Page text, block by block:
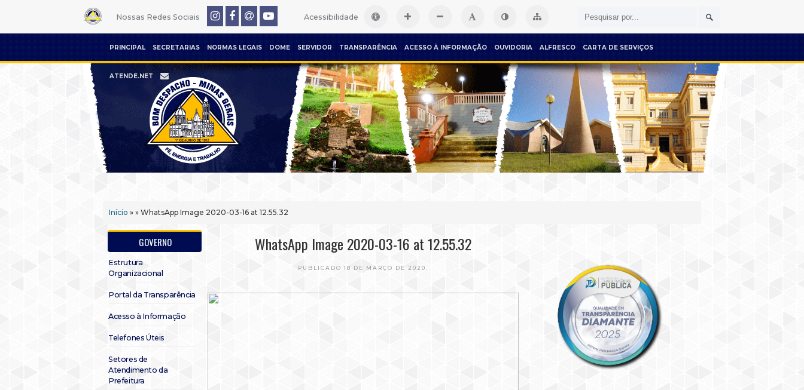
Nossas Redes Sociais Acessibilidade
PRINCIPAL SECRETARIAS NORMAS LEGAIS DOME SERVIDOR TRANSPARÊNCIA ACESSO À INFORMAÇÃO OUVIDORIA ALFRESCO CARTA DE SERVIÇOS
ATENDE.NET
Início » » WhatsApp Image 2020-03-16 at 12.55.32
GOVERNO
Estrutura
Organizacional
Portal da Transparência
Acesso à Informação
Telefones Úteis
Setores de
Atendimento da
Prefeitura
WhatsApp Image 2020-03-16 at 12.55.32
PUBLICADO 18 DE MARÇO DE 2020.